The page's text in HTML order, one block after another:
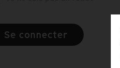
Se connecter